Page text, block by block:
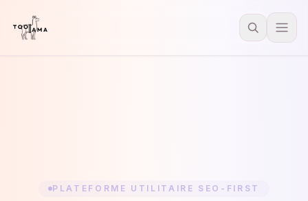
PLATEFORME UTILITAIRE SEO-FIRST